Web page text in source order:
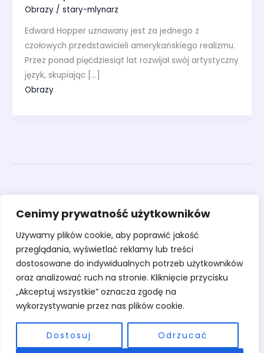
Cenimy prywatność użytkowników
Używamy plików cookie, aby poprawić jakość
przeglądania, wyświetlać reklamy lub treści
dostosowane do indywidualnych potrzeb użytkowników
oraz analizować ruch na stronie. Kliknięcie przycisku
„Akceptuj wszystkie” oznacza zgodę na
wykorzystywanie przez nas plików cookie.
Dostosuj Odrzucać
Obrazy/ stary-mlynarz
Edward Hopper uznawany jest za jednego z
czołowych przedstawicieli amerykańskiego realizmu.
Przez ponad pięćdziesiąt lat rozwijał swój artystyczny
język, skupiając […]
Obrazy
Rzeźby
Sztuka
Warsztaty
O pracowni
Kontakt
Copyright © 2026 Pracownia Stary Młyn | Powered by Pracownia Stary